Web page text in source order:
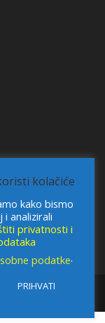
kolačiće
kako bismo
i analizirali
privatnosti i
podatke.
PRIHVATI